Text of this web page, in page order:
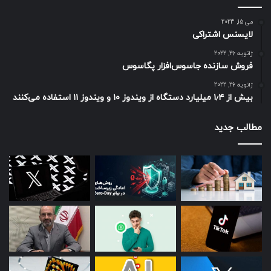
شده است.
حساب است که چندین حالت و سبک مختلف برای ماشین حساب
نموداری و تبدیل ارز پشتیبانی می‌کند. اگر طراحی رابط و ویژگی‌های
کاربردی فراوان را در نظر بگیرید، این ماشین حساب یکی از
بهترین‌ها است. استفاده از این ماشین حساب علمی مدرن بسیار
آسان است زیرا دکمه‌های نسبتاً بزرگی دارد. برای شناسایی آسان،
شکل‌ها با حروف پررنگ نمایش داده می‌شوند.
برنامه ماشین‌حساب + Calculator ممکن است به دانش‌آموزان
جوان‌تری که تازه شروع به کار کرده‌اند کمک کند تا به اعداد اعتماد
کنند.
می 15, 2023
لایسنس اشتراکی
ژانویه 26, 2022
فروش سازنده جاسوس‌افزار پگاسوس
ژانویه 26, 2022
بیش از ۱٫۴ میلیارد دستگاه از ویندوز ۱۰ و ویندوز ۱۱ استفاده می‌کنند
مطالب جدید